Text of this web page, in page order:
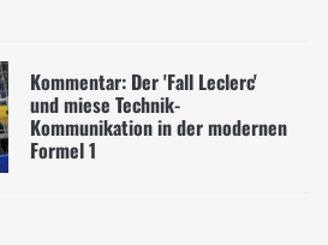
Kommentar: Der 'Fall Leclerc'
und miese Technik-
Kommunikation in der modernen
Formel 1